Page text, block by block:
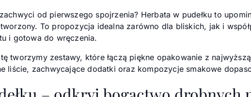
od pierwszego spojrzenia? Herbata w pudełku to
To propozycja idealna zarówno dla bliskich, jak i
i gotowa do wręczenia.
tworzymy zestawy, które łączą piękne opakowanie z
liście, zachwycające dodatki oraz kompozycje smakowe